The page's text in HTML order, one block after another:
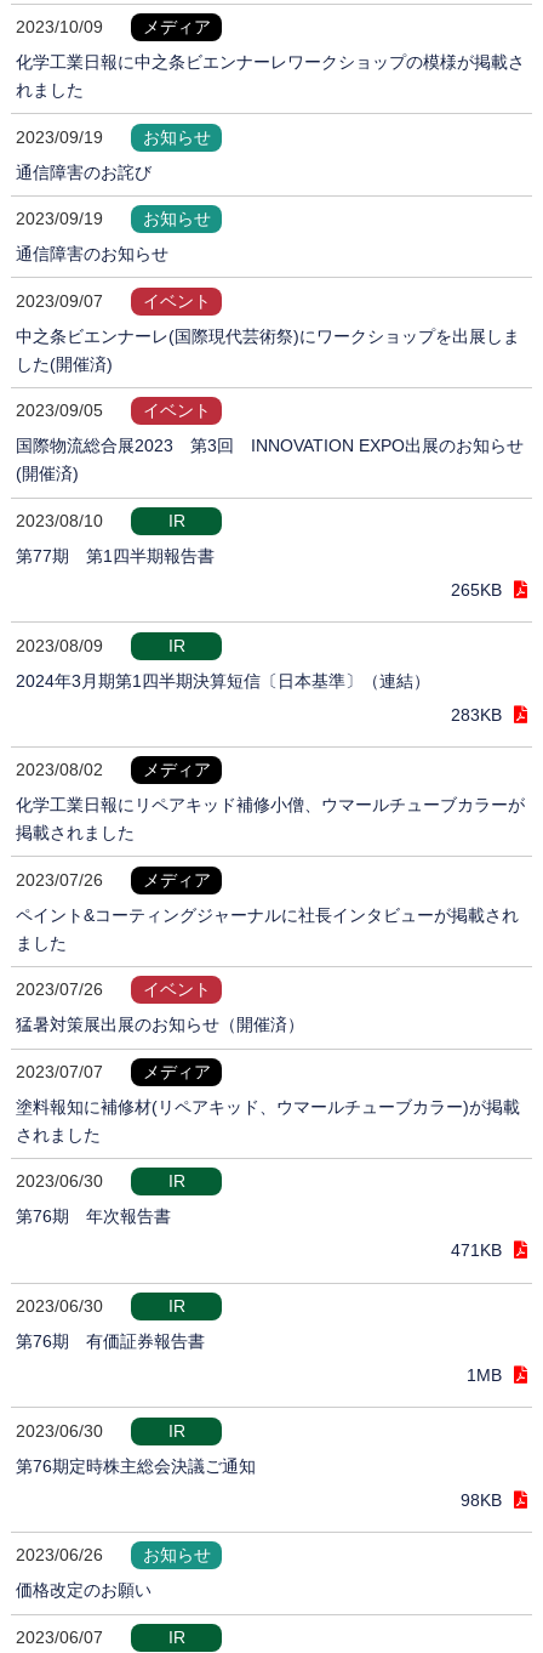
2023/10/09
メディア
化学工業日報に中之条ビエンナーレワークショップの模様が掲載さ
れました
2023/09/19
お知らせ
通信障害のお詫び
2023/09/19
お知らせ
通信障害のお知らせ
2023/09/07
イベント
中之条ビエンナーレ(国際現代芸術祭)にワークショップを出展しま
した(開催済)
2023/09/05
イベント
国際物流総合展2023 第3回 INNOVATION EXPO出展のお知らせ
(開催済)
2023/08/10
IR
第77期 第1四半期報告書
265KB
2023/08/09
IR
2024年3月期第1四半期決算短信〔日本基準〕（連結）
283KB
2023/08/02
メディア
化学工業日報にリペアキッド補修小僧、ウマールチューブカラーが
掲載されました
2023/07/26
メディア
ペイント&コーティングジャーナルに社長インタビューが掲載され
ました
2023/07/26
イベント
猛暑対策展出展のお知らせ（開催済）
2023/07/07
メディア
塗料報知に補修材(リペアキッド、ウマールチューブカラー)が掲載
されました
2023/06/30
IR
第76期 年次報告書
471KB
2023/06/30
IR
第76期 有価証券報告書
1MB
2023/06/30
IR
第76期定時株主総会決議ご通知
98KB
2023/06/26
お知らせ
価格改定のお願い
2023/06/07
IR